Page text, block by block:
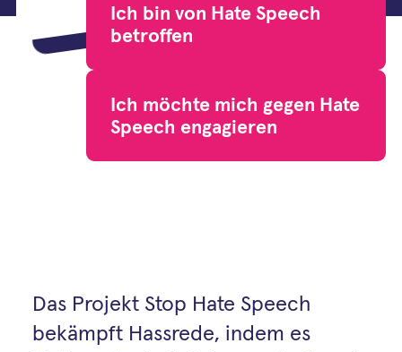
Ich bin von Hate Speech
betroffen
Ich möchte mich gegen Hate
Speech engagieren
Das Projekt Stop Hate Speech
bekämpft Hassrede, indem es